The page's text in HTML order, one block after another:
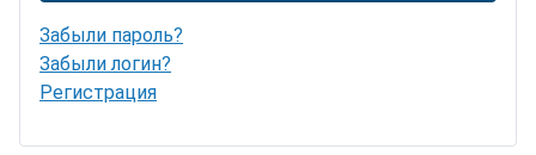
Забыли пароль?
Забыли логин?
Регистрация